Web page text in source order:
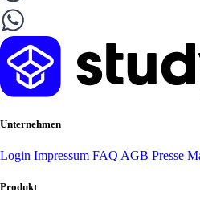
Unternehmen
Login Impressum FAQ AGB Presse
Produkt